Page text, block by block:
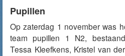
Pupillen
Op zaterdag 1 november was
team pupillen 1 N2,
Tessa Kleefkens, Kristel van